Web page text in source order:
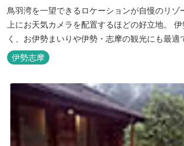
鳥羽湾を一望できるロケーションが自慢のリゾ
上にお天気カメラを配置するほどの好立地。
く、お伊勢まいりや伊勢・志摩の観光にも最適です。 ３種
風呂を備えた「風見の湯」をはじめ、趣の異な
は、館内で湯めぐりが楽しめます。 また、露天
の一日をお過ごしいた...
伊勢志摩